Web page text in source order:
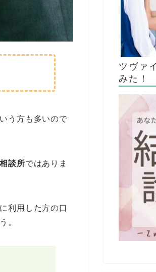
う方も多いので
談所ではありま
利用した方の口
。
ツヴァ
みた！